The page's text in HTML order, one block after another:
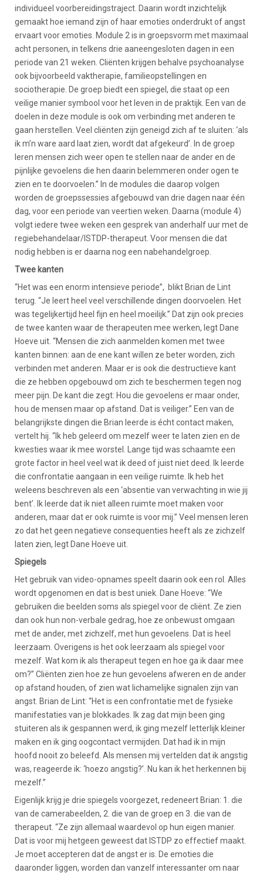
individueel voorbereidingstraject. Daarin wordt inzichtelijk
gemaakt hoe iemand zijn of haar emoties onderdrukt of angst
ervaart voor emoties. Module 2 is in groepsvorm met maximaal
acht personen, in telkens drie aaneengesloten dagen in een
periode van 21 weken. Cliënten krijgen behalve psychoanalyse
ook bijvoorbeeld vaktherapie, familieopstellingen en
sociotherapie. De groep biedt een spiegel, die staat op een
veilige manier symbool voor het leven in de praktijk. Een van de
doelen in deze module is ook om verbinding met anderen te
gaan herstellen. Veel cliënten zijn geneigd zich af te sluiten: ‘als
ik m’n ware aard laat zien, wordt dat afgekeurd’. In de groep
leren mensen zich weer open te stellen naar de ander en de
pijnlijke gevoelens die hen daarin belemmeren onder ogen te
zien en te doorvoelen.” In de modules die daarop volgen
worden de groepssessies afgebouwd van drie dagen naar één
dag, voor een periode van veertien weken. Daarna (module 4)
volgt iedere twee weken een gesprek van anderhalf uur met de
regiebehandelaar/ISTDP-therapeut. Voor mensen die dat
nodig hebben is er daarna nog een nabehandelgroep.
Twee kanten
“Het was een enorm intensieve periode”, blikt Brian de Lint
terug. “Je leert heel veel verschillende dingen doorvoelen. Het
was tegelijkertijd heel fijn en heel moeilijk.” Dat zijn ook precies
de twee kanten waar de therapeuten mee werken, legt Dane
Hoeve uit. “Mensen die zich aanmelden komen met twee
kanten binnen: aan de ene kant willen ze beter worden, zich
verbinden met anderen. Maar er is ook die destructieve kant
die ze hebben opgebouwd om zich te beschermen tegen nog
meer pijn. De kant die zegt: Hou die gevoelens er maar onder,
hou de mensen maar op afstand. Dat is veiliger.” Een van de
belangrijkste dingen die Brian leerde is écht contact maken,
vertelt hij. “Ik heb geleerd om mezelf weer te laten zien en de
kwesties waar ik mee worstel. Lange tijd was schaamte een
grote factor in heel veel wat ik deed of juist niet deed. Ik leerde
die confrontatie aangaan in een veilige ruimte. Ik heb het
weleens beschreven als een ‘absentie van verwachting in wie jij
bent’. Ik leerde dat ik niet alleen ruimte moet maken voor
anderen, maar dat er ook ruimte is voor mij.” Veel mensen leren
zo dat het geen negatieve consequenties heeft als ze zichzelf
laten zien, legt Dane Hoeve uit.
Spiegels
Het gebruik van video-opnames speelt daarin ook een rol. Alles
wordt opgenomen en dat is best uniek. Dane Hoeve: “We
gebruiken die beelden soms als spiegel voor de cliënt. Ze zien
dan ook hun non-verbale gedrag, hoe ze onbewust omgaan
met de ander, met zichzelf, met hun gevoelens. Dat is heel
leerzaam. Overigens is het ook leerzaam als spiegel voor
mezelf. Wat kom ik als therapeut tegen en hoe ga ik daar mee
om?” Cliënten zien hoe ze hun gevoelens afweren en de ander
op afstand houden, of zien wat lichamelijke signalen zijn van
angst. Brian de Lint: “Het is een confrontatie met de fysieke
manifestaties van je blokkades. Ik zag dat mijn been ging
stuiteren als ik gespannen werd, ik ging mezelf letterlijk kleiner
maken en ik ging oogcontact vermijden. Dat had ik in mijn
hoofd nooit zo beleefd. Als mensen mij vertelden dat ik angstig
was, reageerde ik: ‘hoezo angstig?’. Nu kan ik het herkennen bij
mezelf.”
Eigenlijk krijg je drie spiegels voorgezet, redeneert Brian: 1. die
van de camerabeelden, 2. die van de groep en 3. die van de
therapeut. “Ze zijn allemaal waardevol op hun eigen manier.
Dat is voor mij hetgeen geweest dat ISTDP zo effectief maakt.
Je moet accepteren dat de angst er is. De emoties die
daaronder liggen, worden dan vanzelf interessanter om naar